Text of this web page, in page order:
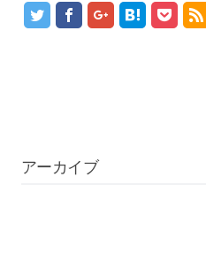
アーカイブ